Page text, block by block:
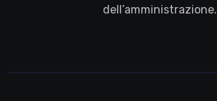
dell’amministrazione.